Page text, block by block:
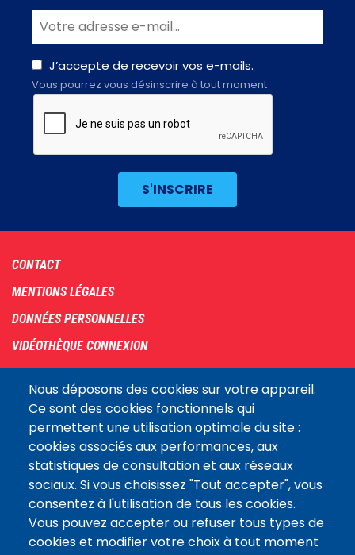
Nous déposons des cookies sur votre appareil.
Ce sont des cookies fonctionnels qui
permettent une utilisation optimale du site :
cookies associés aux performances, aux
statistiques de consultation et aux réseaux
sociaux. Si vous choisissez "Tout accepter", vous
consentez à l'utilisation de tous les cookies.
Vous pouvez accepter ou refuser tous types de
cookies et modifier votre choix à tout moment
J’accepte de recevoir vos e-mails.
Vous pourrez vous désinscrire à tout moment
Footer
menu
CONTACT
MENTIONS LÉGALES
DONNÉES PERSONNELLES
VIDÉOTHÈQUE CONNEXION
COOKIES
Assemblée
nationaleLE SITE DE L’ASSEMBLÉE NATIONALE
Suivez-nous